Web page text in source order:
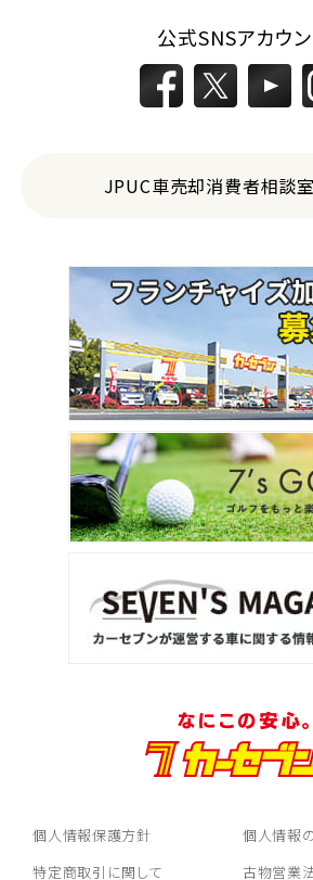
公式SNSアカウン
JPUC車売却消費者相談
個人情報保護方針
個人情報
特定商取引に関して
古物営業